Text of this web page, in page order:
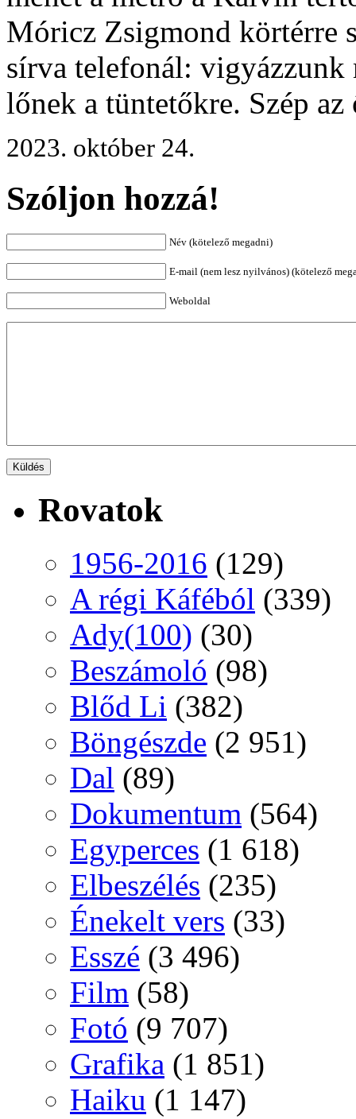
Móricz Zsigmond körtérre
sírva telefonál: vigyázzunk
lőnek a tüntetőkre. Szép
2023. október 24.
Szóljon hozzá!
Név (kötelező megadni)
E-mail (nem lesz nyilvános) (kötelező
Weboldal
Rovatok
1956-2016 (129)
A régi Káféból (339)
Ady(100) (30)
Beszámoló (98)
Blőd Li (382)
Böngészde (2 951)
Dal (89)
Dokumentum (564)
Egyperces (1 618)
Elbeszélés (235)
Énekelt vers (33)
Esszé (3 496)
Film (58)
Fotó (9 707)
Grafika (1 851)
Haiku (1 147)